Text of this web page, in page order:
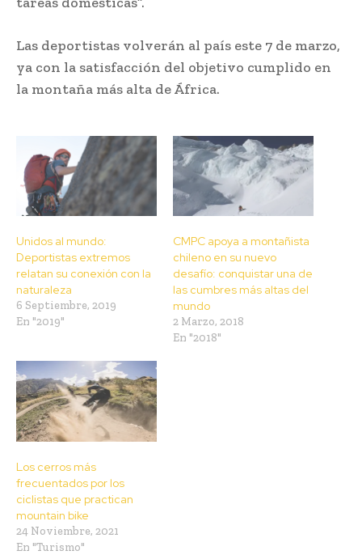
Las deportistas volverán al país este 7 de marzo,
ya con la satisfacción del objetivo cumplido en
la montaña más alta de África.
Unidos al mundo:
Deportistas extremos
relatan su conexión con la
naturaleza
6 Septiembre, 2019
En "2019"
CMPC apoya a montañista
chileno en su nuevo
desafío: conquistar una de
las cumbres más altas del
mundo
2 Marzo, 2018
En "2018"
Los cerros más
frecuentados por los
ciclistas que practican
mountain bike
24 Noviembre, 2021
En "Turismo"